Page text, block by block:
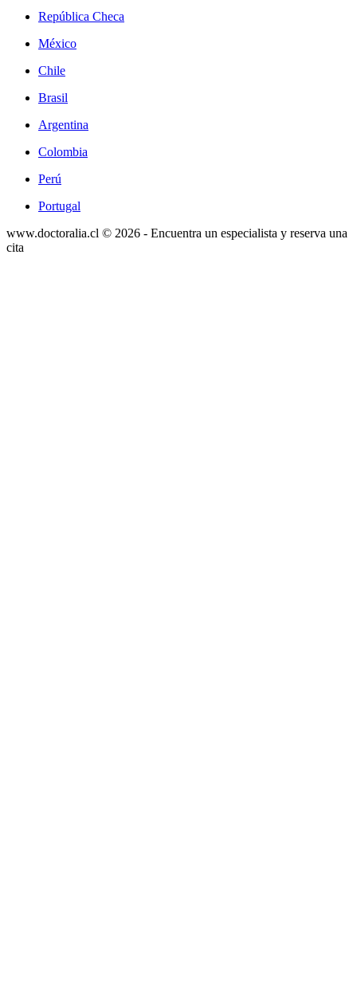
República Checa
México
Chile
Brasil
Argentina
Colombia
Perú
Portugal
www.doctoralia.cl © 2026 - Encuentra un especialista y reserva una
cita